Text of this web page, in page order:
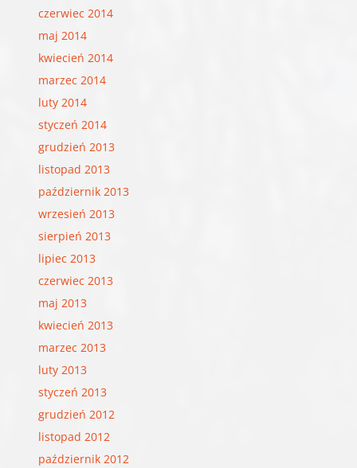
czerwiec 2014
maj 2014
kwiecień 2014
marzec 2014
luty 2014
styczeń 2014
grudzień 2013
listopad 2013
październik 2013
wrzesień 2013
sierpień 2013
lipiec 2013
czerwiec 2013
maj 2013
kwiecień 2013
marzec 2013
luty 2013
styczeń 2013
grudzień 2012
listopad 2012
październik 2012